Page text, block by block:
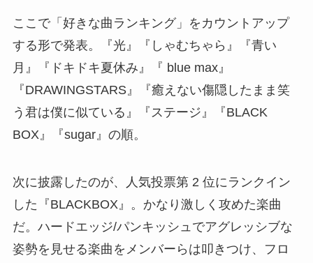
ここで「好きな曲ランキング」をカウントアップ
する形で発表。『光』『しゃむちゃら』『青い
月』『ドキドキ夏休み』『 blue max』
『DRAWINGSTARS』『癒えない傷隠したまま笑
う君は僕に似ている』『ステージ』『BLACK
BOX』『sugar』の順。
次に披露したのが、人気投票第 2 位にランクイン
した『BLACKBOX』。かなり激しく攻めた楽曲
だ。ハードエッジ/パンキッシュでアグレッシブな
姿勢を見せる楽曲をメンバーらは叩きつけ、フロ